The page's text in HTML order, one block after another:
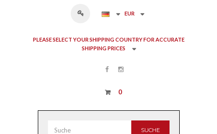
EUR
PLEASE SELECT YOUR SHIPPING COUNTRY FOR ACCURATE
SHIPPING PRICES
0
SUCHE